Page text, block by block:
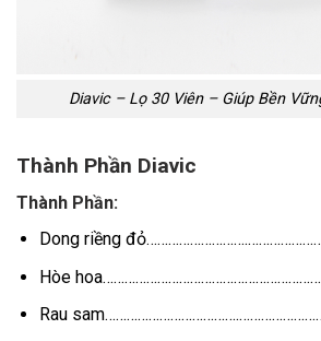
Diavic – Lọ 30 Viên – Giúp Bền
Thành Phần Diavic
Thành Phần:
Dong riềng
Hòe
Rau